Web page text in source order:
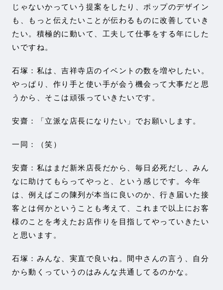
じゃないかっていう提案をしたり、ポップのデザイン
も、もっと伝えたいことが伝わるものに改善していき
たい。積極的に動いて、工夫して仕事をする年にした
いですね。
石塚：私は、吉祥寺店のイベントの数を増やしたい。
やっぱり、作り手と使い手が会う機会って大事だと思
うから、そこは頑張っていきたいです。
安齋：「立派な店長になりたい」でお願いします。
一同：（笑）
安齋：私はまだ新米店長だから、毎日必死だし、みん
なに助けてもらってやっと、という感じです。今年
は、例えばこの陳列が本当に良いのか、行き届いた接
客とは何かということも考えて、これまで以上にお客
様のことを考えたお店作りを目指してやっていきたい
と思います。
石塚：みんな、実直で良いね。間中さんの言う、自分
から動くっていうのはみんな共通してるのかな。